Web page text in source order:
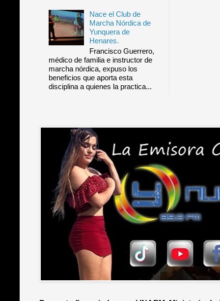
Nace el Club de
Marcha Nórdica de
Yunquera de
Henares.
Francisco Guerrero,
médico de familia e instructor de
marcha nórdica, expuso los
beneficios que aporta esta
disciplina a quienes la practica...